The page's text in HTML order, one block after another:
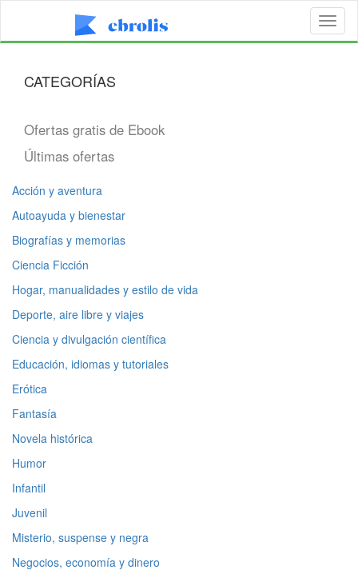
CATEGORÍAS
Ofertas gratis de Ebook
Últimas ofertas
Acción y aventura
Autoayuda y bienestar
Biografías y memorias
Ciencia Ficción
Hogar, manualidades y estilo de vida
Deporte, aire libre y viajes
Ciencia y divulgación científica
Educación, idiomas y tutoriales
Erótica
Fantasía
Novela histórica
Humor
Infantil
Juvenil
Misterio, suspense y negra
Negocios, economía y dinero